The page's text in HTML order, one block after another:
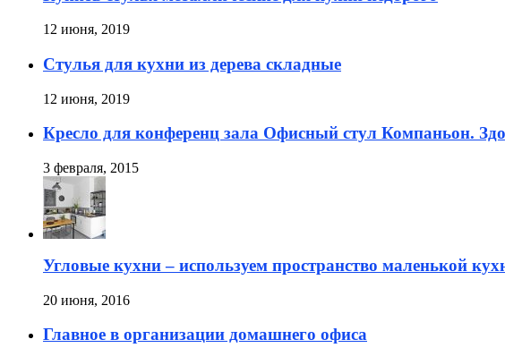
12 июня, 2019
Стулья для кухни из дерева складные
12 июня, 2019
Кресло для конференц зала Офисный стул Компаньон.
3 февраля, 2015
Угловые кухни – используем пространство маленькой
20 июня, 2016
Главное в организации домашнего офиса